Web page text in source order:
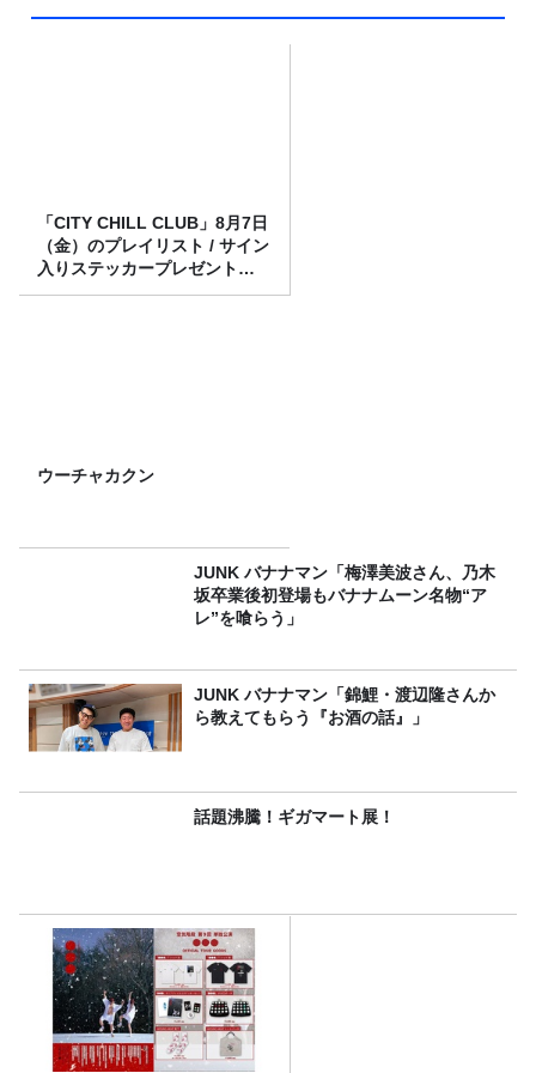
「CITY CHILL CLUB」8月7日
（金）のプレイリスト / サイン
入りステッカープレゼント有
り
ウーチャカクン
JUNK バナナマン「梅澤美波さん、乃木
坂卒業後初登場もバナナムーン名物“ア
レ”を喰らう」
JUNK バナナマン「錦鯉・渡辺隆さんか
ら教えてもらう『お酒の話』」
話題沸騰！ギガマート展！